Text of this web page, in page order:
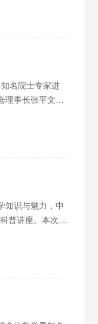
名院士专家进
理事长张平文院
知识与魅力，中
普讲座。本次科